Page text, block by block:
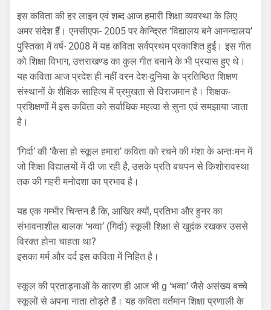
इस कविता की हर लाइन एवं शब्द आज हमारी शिक्षा व्यवस्था के लिए
अमर संदेश हैं। एनसीएफ- 2005 पर केन्द्रित ‘विद्यालय बने आनन्दालय’
पुस्तिका में वर्ष- 2008 में यह कविता सर्वप्रथम प्रकाशित हुई। इस गीत
को शिक्षा विभाग, उत्तराखण्ड का कुल गीत बनाने के भी प्रयास हुए थे।
यह कविता आज प्रदेश ही नहीं वरन देश-दुनिया के प्रतिष्ठित शिक्षण
संस्थानों के शैक्षिक साहित्य में प्रमुखता से विराजमान है। शिक्षक-
प्रशिक्षणों में इस कविता को सर्वाधिक महत्वा से सुना एवं समझाया जाता
है।
‘गिर्दा’ की ‘कैसा हो स्कूल हमारा’ कविता को रचने की मंशा के अन्तःमन में
जो शिक्षा विद्यालयों में दी जा रही है, उसके प्रति बचपन से किशोरावस्था
तक की गहरी मनोदशा का प्रभाव है।
यह एक गम्भीर चिन्तन है कि, आखिर क्यों, प्रतिभा और हुनर का
संभावनाशील बालक ‘भव्वा’ (गिर्दा) स्कूली शिक्षा से खुदंक रखकर उससे
विरक्त होना चाहता था?
इसका मर्म और दर्द इस कविता में निहित है।
स्कूल की प्रताड़नाओं के कारण ही आज भी g ‘भव्वा’ जैसे असंख्य बच्चे
स्कूलों से अपना नाता तोड़ते हैं। यह कविता वर्तमान शिक्षा प्रणाली के